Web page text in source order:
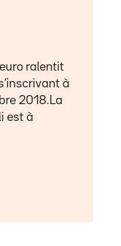
ralentit
à
2018.La
est à